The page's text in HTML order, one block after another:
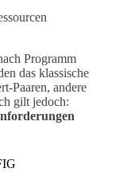
Programm
das klassische
Paaren, andere
gilt jedoch: